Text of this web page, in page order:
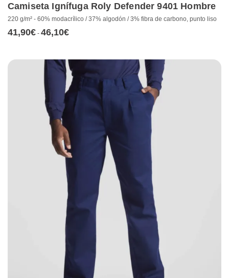
Camiseta Ignífuga Roly Defender 9401 Hombre
220 g/m² - 60% modacrílico / 37% algodón / 3% fibra de carbono, punto liso
41,90€ - 46,10€Rango
de
hasta
46,10€